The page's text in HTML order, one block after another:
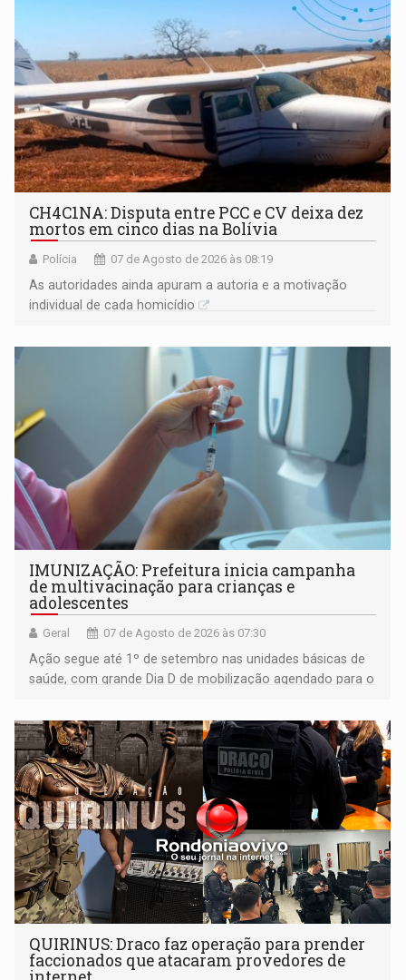
CH4C1NA: Disputa entre PCC e CV deixa dez
mortos em cinco dias na Bolívia
Polícia 07 de Agosto de 2026 às 08:19
As autoridades ainda apuram a autoria e a motivação
individual de cada homicídio
IMUNIZAÇÃO: Prefeitura inicia campanha
de multivacinação para crianças e
adolescentes
Geral 07 de Agosto de 2026 às 07:30
Ação segue até 1º de setembro nas unidades básicas de
saúde, com grande Dia D de mobilização agendado para o
QUIRINUS: Draco faz operação para prender
faccionados que atacaram provedores de